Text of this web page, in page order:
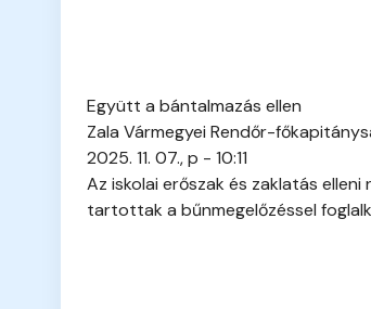
Együtt a bántalmazás ellen
Zala Vármegyei Rendőr-
2025. 11. 07., p - 10:11
Az iskolai erőszak és zaklatás
tartottak a bűnmegelőzéssel